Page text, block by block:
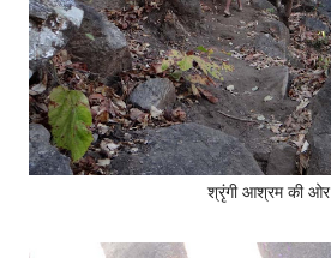
श्रृंगी आश्रम की ओर